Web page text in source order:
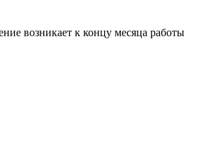
возникает к концу месяца работы